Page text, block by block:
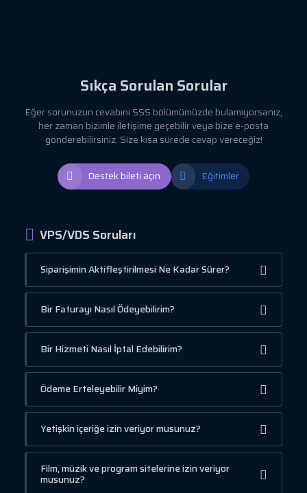
Sıkça Sorulan Sorular
Eğer sorunuzun cevabını SSS bölümümüzde bulamıyorsanız,
her zaman bizimle iletişime geçebilir veya bize e-posta
gönderebilirsiniz. Size kısa sürede cevap vereceğiz!
Destek bileti açın Eğitimler
VPS/VDS Soruları
Siparişimin Aktifleştirilmesi Ne Kadar Sürer?
Bir Faturayı Nasıl Ödeyebilirim?
Bir Hizmeti Nasıl İptal Edebilirim?
Ödeme Erteleyebilir Miyim?
Yetişkin içeriğe izin veriyor musunuz?
Film, müzik ve program sitelerine izin veriyor
musunuz?